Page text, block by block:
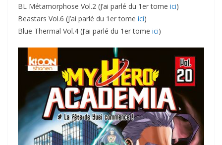
BL Métamorphose Vol.2 (J’ai parlé du 1er tome ici)
Beastars Vol.6 (J’ai parlé du 1er tome ici)
Blue Thermal Vol.4 (J’ai parlé du 1er tome ici)